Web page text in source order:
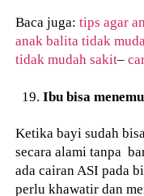
Baca juga:tips agar
anak balita tidak
tidak mudah sakit–
Ibu bisa
Ketika bayi sudah
secara alami tanpa
ada cairan ASI pada
perlu khawatir dan